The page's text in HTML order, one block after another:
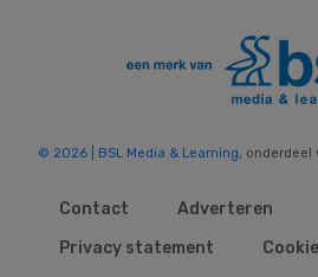
© 2026 | BSL Media & Learning, onderdeel
Contact
Adverteren
Privacy statement